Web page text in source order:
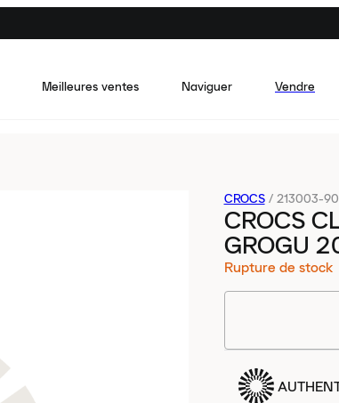
Meilleures ventes Naviguer Vendre
CROCS / 213003-
CROCS
GROGU
Rupture de stock